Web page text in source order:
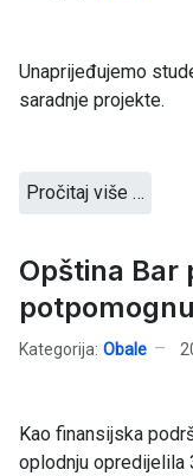
Unaprijeđujemo
saradnje projekte.
Pročitaj više …
Opština Bar
Kategorija: Obale
Kao finansijska
oplodnju opredijelila